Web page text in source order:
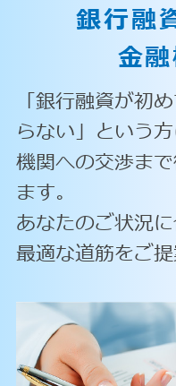
銀行融
金
「銀行融資が初
らない」という
機関への交渉ま
ます。
あなたのご状況
最適な道筋をご